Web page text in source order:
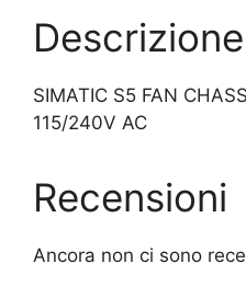
Descrizione
SIMATIC S5 FAN
115/240V AC
Recensioni
Ancora non ci sono